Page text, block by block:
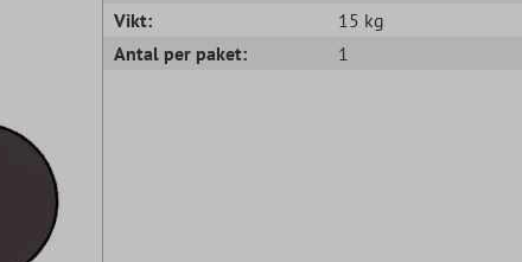
Vikt:
15 kg
Antal per paket:
1